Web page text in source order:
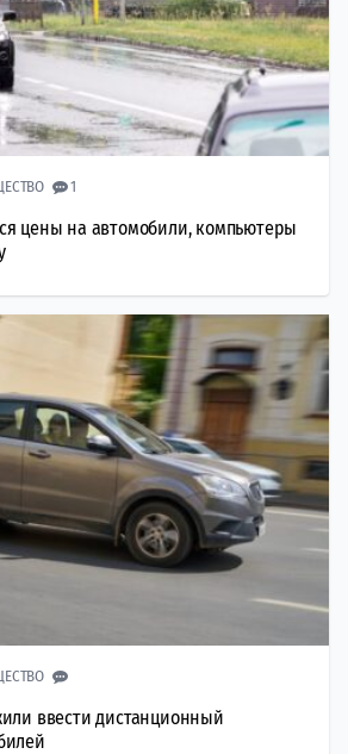
1
цены на автомобили, компьютеры
ввести дистанционный